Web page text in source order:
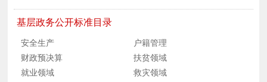
基层政务公开标准目录
安全生产
户籍管理
财政预决算
扶贫领域
就业领域
救灾领域